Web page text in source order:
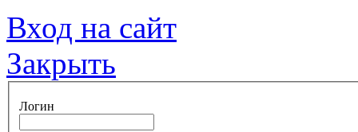
Вход на сайт
Закрыть
Логин